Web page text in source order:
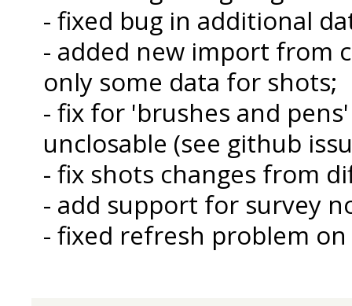
- fixed bug in additional
- added new import from
only some data for shots;
- fix for 'brushes and
unclosable (see github
- fix shots changes from
- add support for survey
- fixed refresh problem